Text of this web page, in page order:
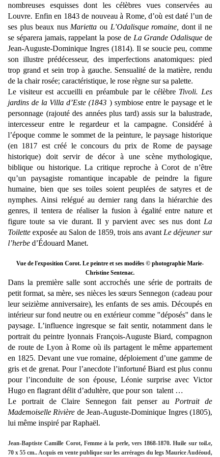
nombreuses esquisses dont les célèbres vues conservées au
Louvre. Enfin en 1843 de nouveau à Rome, d’où est daté l’un de
ses plus beaux nus Mariettaou L’Odalisque romaine, dont il ne
se séparera jamais, rappelant la pose de La Grande Odalisque de
Jean-Auguste-Dominique Ingres (1814). Il se soucie peu, comme
son illustre prédécesseur, des imperfections anatomiques: pied
trop grand et sein trop à gauche. Sensualité de la matière, rendu
de la chair rosée; caractéristique, le rose règne sur sa palette.
Le visiteur est accueilli en préambule par le célèbre Tivoli. Les
jardins de la Villa d’Este (1843 ) symbiose entre le paysage et le
personnage (rajouté des années plus tard) assis sur la balustrade,
intercesseur entre le regardeur et la campagne. Considéré à
l’époque comme le sommet de la peinture, le paysage historique
(en 1817 est créé le concours du prix de Rome de paysage
historique) doit servir de décor à une scène mythologique,
biblique ou historique. La critique reproche à Corot de n’être
qu’un paysagiste romantique incapable de peindre la figure
humaine, bien que ses toiles soient peuplées de satyres et de
nymphes. Ainsi relégué au dernier rang dans la hiérarchie des
genres, il tentera de réaliser la fusion à égalité entre nature et
figure toute sa vie durant. Il y parvient avec ses nus dont La
Toilette exposée au Salon de 1859, trois ans avant Le déjeuner sur
l’herbe d’Édouard Manet.
Vue de l'exposition Corot. Le peintre et ses modèles © photographie Marie-
Christine Sentenac.
Dans la première salle sont accrochés une série de portraits de
petit format, sa mère, ses nièces les sœurs Sennegon (cadeau pour
leur seizième anniversaire), les enfants de ses amis. Découpés en
intérieur sur fond neutre ou en extérieur comme "déposés" dans le
paysage. L’influence ingresque se fait sentir, notamment dans le
portrait du peintre lyonnais François-Auguste Biard, compagnon
de route de Lyon à Rome où ils partagent le même appartement
en 1825. Devant une vue romaine, déploiement d’une gamme de
gris et de grenat. Pour l’anecdote l’infortuné Biard est plus connu
pour l’inconduite de son épouse, Léonie surprise avec Victor
Hugo en flagrant délit d’adultère, que pour son talent …
Le portrait de Claire Sennegon fait penser au Portrait de
Mademoiselle Rivière de Jean-Auguste-Dominique Ingres (1805),
lui même inspiré par Raphaël.
Jean-Baptiste Camille Corot, Femme à la perle, vers 1868-1870. Huile sur toil.e,
70 x 55 cm.. Acquis en vente publique sur les arrérages du legs Maurice Audéoud,